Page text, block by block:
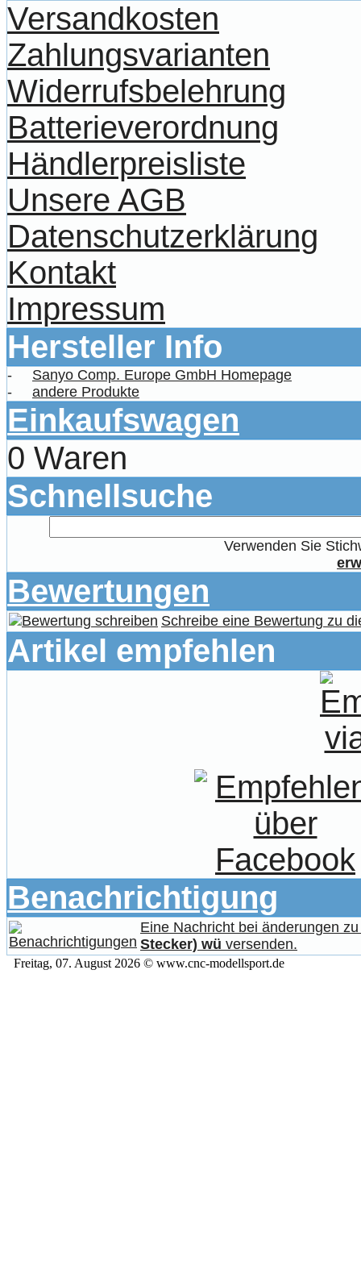
Versandkosten
Zahlungsvarianten
Widerrufsbelehrung
Batterieverordnung
Händlerpreisliste
Unsere AGB
Datenschutzerklärung
Kontakt
Impressum
Hersteller Info
-
Sanyo Comp. Europe GmbH Homepage
-
andere Produkte
Einkaufswagen
0 Waren
Schnellsuche
Verwenden Sie
Bewertungen
Schreibe eine Bewertung zu
Artikel empfehlen
Benachrichtigung
Eine Nachricht bei änderungen
Stecker) wü versenden.
Freitag, 07. August 2026 © www.cnc-modellsport.de